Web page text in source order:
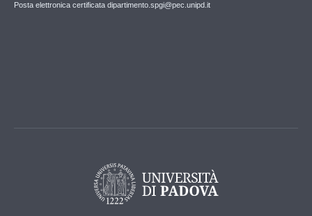
Posta elettronica certificata dipartimento.spgi@pec.unipd.it